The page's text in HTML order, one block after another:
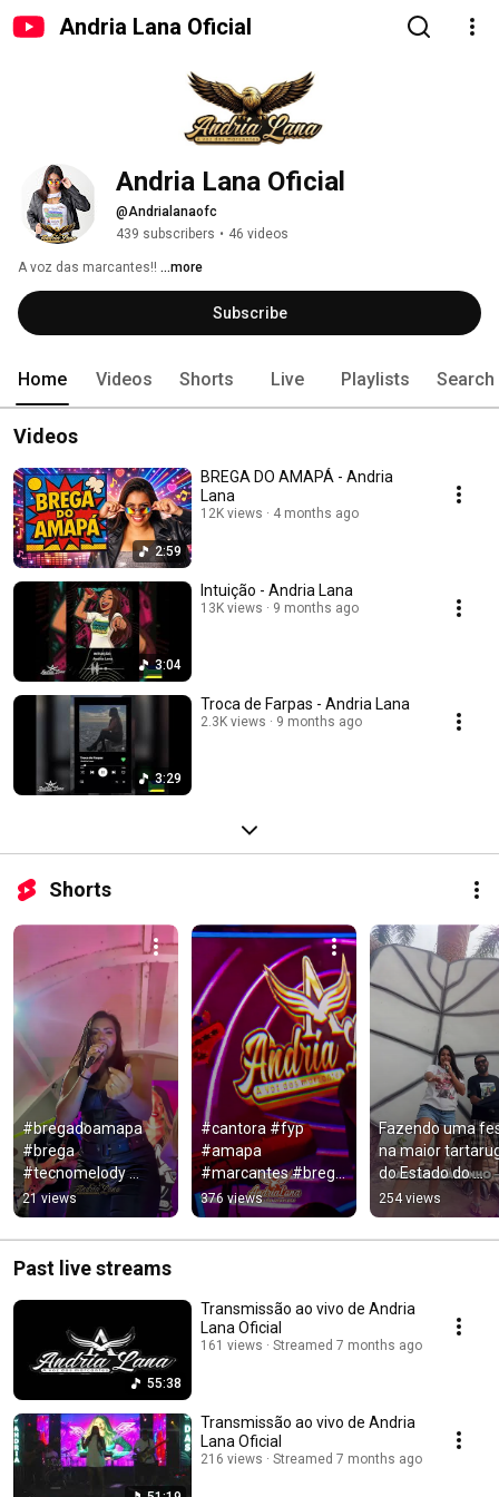
Andria Lana Oficial
@Andrialanaofc
439 subscribers • 46 videos
A voz das marcantes!! ...more
Subscribe
Home Videos Shorts Live Playlists Search
Videos
2:59
BREGA DO AMAPÁ - Andria
Lana
12K views 4 months ago
3:04
Intuição - Andria Lana
13K views 9 months ago
3:29
Troca de Farpas - Andria Lana
2.3K views 9 months ago
Shorts
#bregadoamapa
#brega
#tecnomelody
#singer
#braziliannorth
21 views
#cantora #fyp
#amapa
#marcantes #brega
#musica
#bregamarcante
#bregashow
376 views
Fazendo uma
na maior
do Estado do
Amapá!
Tartarugalzinho
bombou!
254 views
Past live streams
55:38
Transmissão ao vivo de Andria
Lana Oficial
161 views Streamed 7 months ago
Transmissão ao vivo de Andria
Lana Oficial
216 views Streamed 7 months ago